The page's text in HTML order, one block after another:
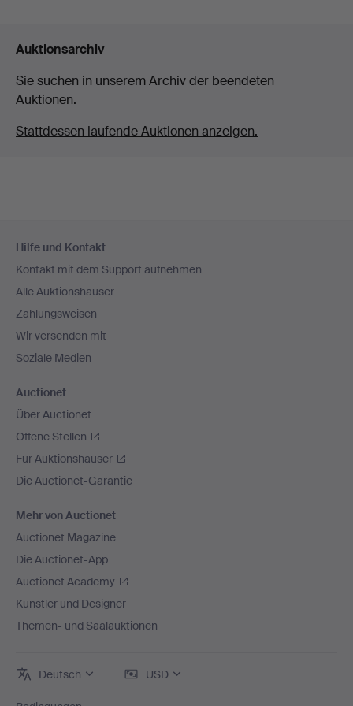
Auktionsarchiv
Sie suchen in unserem Archiv der beendeten
Auktionen.
Stattdessen laufende Auktionen anzeigen.
Navigation
Hilfe und Kontakt
Kontakt mit dem Support aufnehmen
Alle Auktionshäuser
Zahlungsweisen
Wir versenden mit
Soziale Medien
Auctionet
Über Auctionet
Offene Stellen
Für Auktionshäuser
Die Auctionet-Garantie
Mehr von Auctionet
Auctionet Magazine
Die Auctionet-App
Auctionet Academy
Künstler und Designer
Themen- und Saalauktionen
Deutsch USD